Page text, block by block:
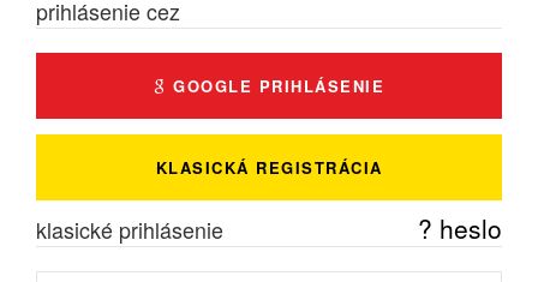
prihlásenie cez
GOOGLE PRIHLÁSENIE
KLASICKÁ REGISTRÁCIA
klasické prihlásenie ? heslo